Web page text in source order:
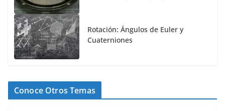
Rotación: Ángulos de Euler y
Cuaterniones
Conoce Otros Temas